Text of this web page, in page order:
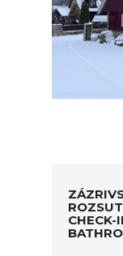
CHECK-